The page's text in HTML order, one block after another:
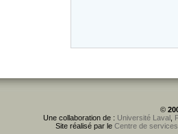
©
Une collaboration de : Université Laval,
Site réalisé par le Centre de